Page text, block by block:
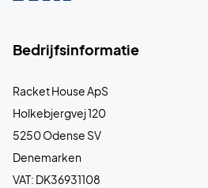
Bedrijfsinformatie
Racket House ApS
Holkebjergvej 120
5250 Odense SV
Denemarken
VAT: DK36931108